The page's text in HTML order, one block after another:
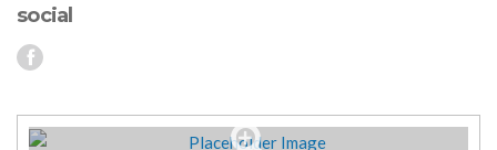
social